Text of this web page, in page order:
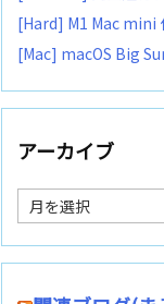
[Hard] M1 Mac mini
[Mac] macOS Big
アーカイブ
ア
ー
カ
イ